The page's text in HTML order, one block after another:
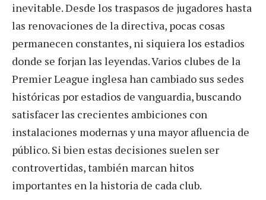
inevitable. Desde los traspasos de jugadores hasta
las renovaciones de la directiva, pocas cosas
permanecen constantes, ni siquiera los estadios
donde se forjan las leyendas. Varios clubes de la
Premier League inglesa han cambiado sus sedes
históricas por estadios de vanguardia, buscando
satisfacer las crecientes ambiciones con
instalaciones modernas y una mayor afluencia de
público. Si bien estas decisiones suelen ser
controvertidas, también marcan hitos
importantes en la historia de cada club.